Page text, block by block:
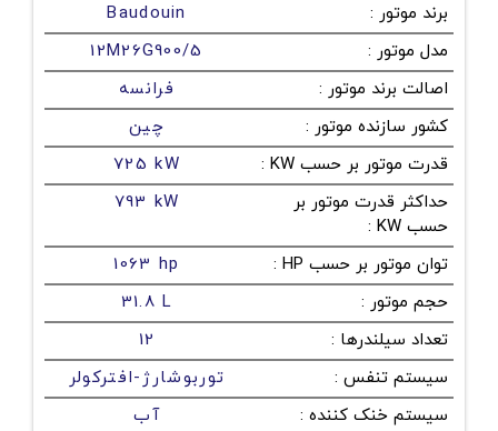
برند موتور :
Baudouin
مدل موتور :
12M26G900/5
اصالت برند موتور :
فرانسه
کشور سازنده موتور :
چین
قدرت موتور بر حسب KW
:
725 kW
حداکثر قدرت موتور بر
حسب KW
:
793 kW
توان موتور بر حسب HP :
1063 hp
حجم موتور :
31.8 L
تعداد سیلندرها :
12
سیستم تنفس :
توربوشارژ-افترکولر
سیستم خنک کننده :
آب